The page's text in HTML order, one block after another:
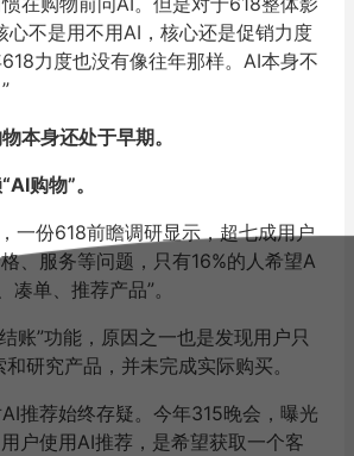
心不是用不用AI，核心还是促销力度
力度也没有像往年那样。AI本身不
本身还处于早期。
购物”。
一份618前瞻调研显示，超七成用户
、服务等问题，只有16%的人希望A
凑单、推荐产品”。
账”功能，原因之一也是发现用户只
研究产品，并未完成实际购买。
推荐始终存疑。今年315晚会，曝光
户使用AI推荐，是希望获取一个客